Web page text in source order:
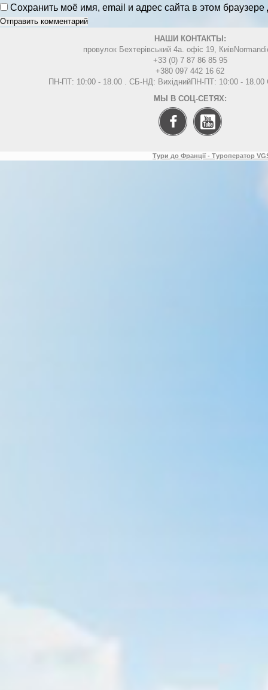
Сохранить моё имя, email и адрес сайта в этом
НАШИ КОНТАКТЫ:
провулок Бехтерівський 4а. офіс 19, Киів
+33 (0) 7 87 86 85 95
+380 097 442 16 62
ПН-ПТ: 10:00 - 18.00 . СБ-НД: ВихіднийПН-ПТ: 10:00 -
МЫ В СОЦ-СЕТЯХ:
Тури до Франції - Туроператор